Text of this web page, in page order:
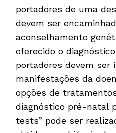
portadores de uma
devem ser
aconselhamento
oferecido o
portadores devem ser
manifestações da
opções de
diagnóstico pré-natal
tests” pode ser